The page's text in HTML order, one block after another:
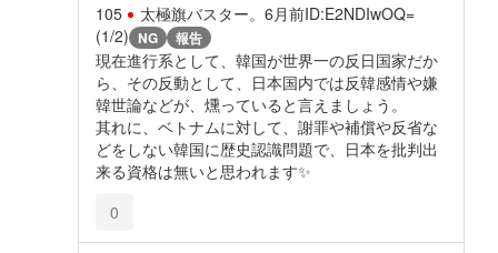
105 太極旗バスター。 6月前ID:E2NDIwOQ=
(1/2) NG 報告
現在進行系として、韓国が世界一の反日国家だか
ら、その反動として、日本国内では反韓感情や嫌
韓世論などが、燻っていると言えましょう。
其れに、ベトナムに対して、謝罪や補償や反省な
どをしない韓国に歴史認識問題で、日本を批判出
来る資格は無いと思われます✨️
0